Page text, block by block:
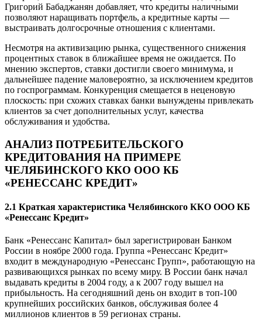
Григорий Бабаджанян добавляет, что кредиты наличными
позволяют наращивать портфель, а кредитные карты —
выстраивать долгосрочные отношения с клиентами.
Несмотря на активизацию рынка, существенного снижения
процентных ставок в ближайшее время не ожидается. По
мнению экспертов, ставки достигли своего минимума, и
дальнейшее падение маловероятно, за исключением кредитов
по госпрограммам. Конкуренция смещается в неценовую
плоскость: при схожих ставках банки вынуждены привлекать
клиентов за счет дополнительных услуг, качества
обслуживания и удобства.
АНАЛИЗ ПОТРЕБИТЕЛЬСКОГО
КРЕДИТОВАНИЯ НА ПРИМЕРЕ
ЧЕЛЯБИНСКОГО ККО ООО КБ
«РЕНЕССАНС КРЕДИТ»
2.1 Краткая характеристика Челябинского ККО ООО КБ
«Ренессанс Кредит»
Банк «Ренессанс Капитал» был зарегистрирован Банком
России в ноябре 2000 года. Группа «Ренессанс Кредит»
входит в международную «Ренессанс Групп», работающую на
развивающихся рынках по всему миру. В России банк начал
выдавать кредиты в 2004 году, а к 2007 году вышел на
прибыльность. На сегодняшний день он входит в топ-100
крупнейших российских банков, обслуживая более 4
миллионов клиентов в 59 регионах страны.